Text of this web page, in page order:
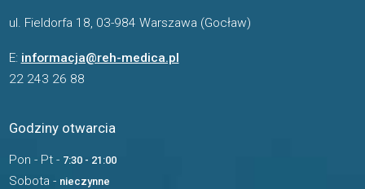
ul. Fieldorfa 18, 03-984 Warszawa (Gocław)
E: informacja@reh-medica.pl
22 243 26 88
Godziny otwarcia
Pon - Pt - 7:30 - 21:00
Sobota - nieczynne